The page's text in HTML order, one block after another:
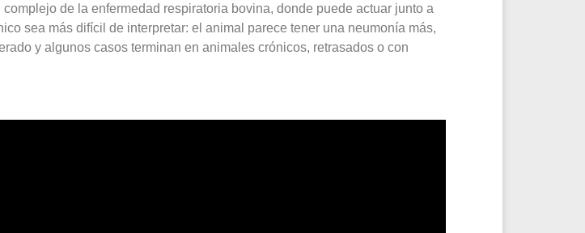
de la enfermedad respiratoria bovina, donde puede actuar junto a
sea más difícil de interpretar: el animal parece tener una neumonía más,
y algunos casos terminan en animales crónicos, retrasados o con